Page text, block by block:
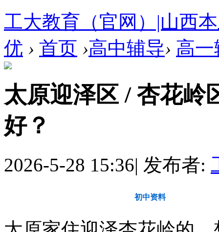
工大教育（官网）|山西
优 › 首页 ›高中辅导› 高
太原迎泽区 / 杏花岭
好？
2026-5-28 15:36| 发布者:
初中资料